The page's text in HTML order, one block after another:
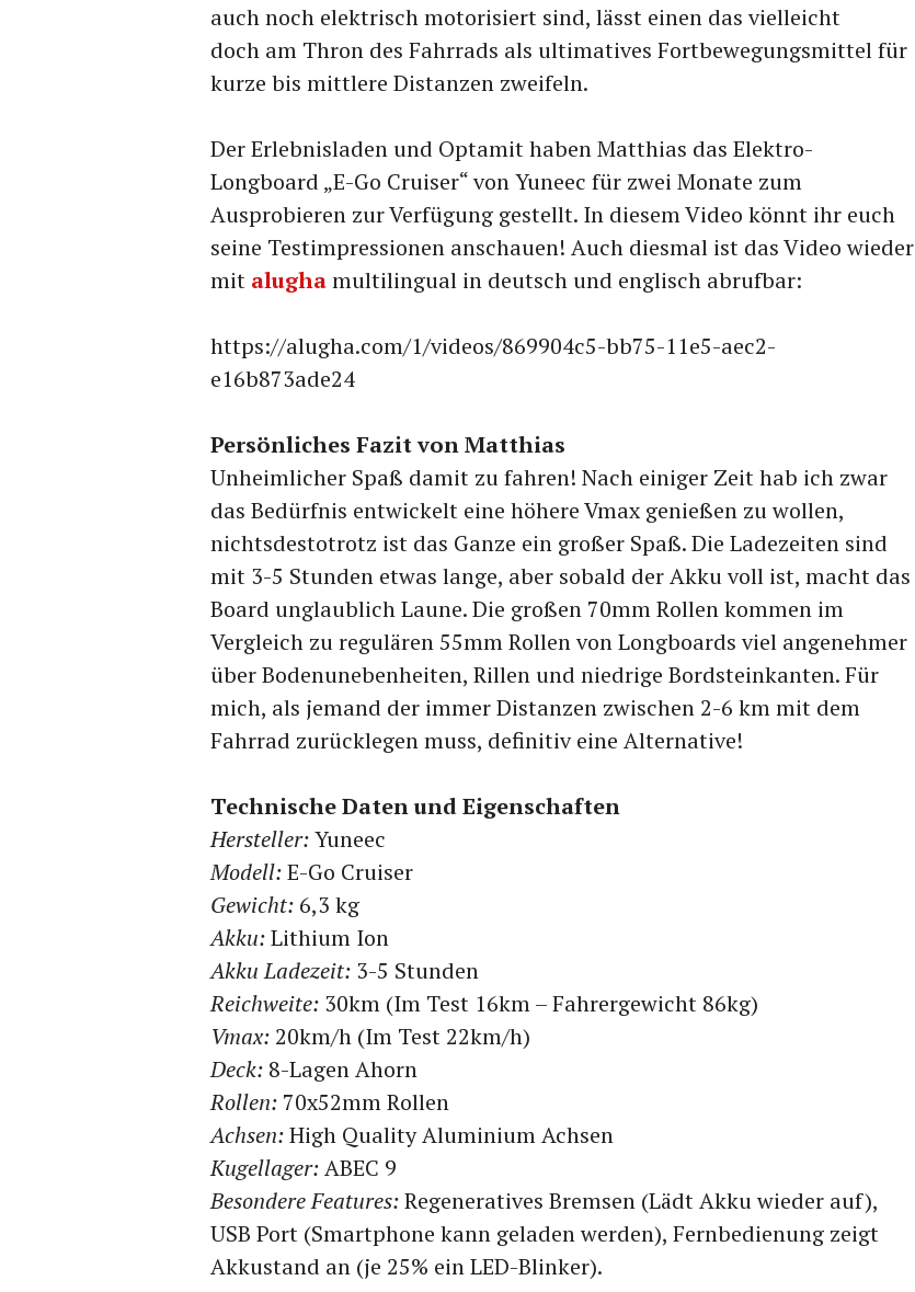
auch noch elektrisch motorisiert sind, lässt einen das vielleicht
doch am Thron des Fahrrads als ultimatives Fortbewegungsmittel für
kurze bis mittlere Distanzen zweifeln.
Der Erlebnisladen und Optamit haben Matthias das Elektro-
Longboard „E-Go Cruiser“ von Yuneec für zwei Monate zum
Ausprobieren zur Verfügung gestellt. In diesem Video könnt ihr euch
seine Testimpressionen anschauen! Auch diesmal ist das Video wieder
mit alughamultilingual in deutsch und englisch abrufbar:
https://alugha.com/1/videos/869904c5-bb75-11e5-aec2-
e16b873ade24
Persönliches Fazit von Matthias
Unheimlicher Spaß damit zu fahren! Nach einiger Zeit hab ich zwar
das Bedürfnis entwickelt eine höhere Vmax genießen zu wollen,
nichtsdestotrotz ist das Ganze ein großer Spaß. Die Ladezeiten sind
mit 3-5 Stunden etwas lange, aber sobald der Akku voll ist, macht das
Board unglaublich Laune. Die großen 70mm Rollen kommen im
Vergleich zu regulären 55mm Rollen von Longboards viel angenehmer
über Bodenunebenheiten, Rillen und niedrige Bordsteinkanten. Für
mich, als jemand der immer Distanzen zwischen 2-6 km mit dem
Fahrrad zurücklegen muss, definitiv eine Alternative!
Technische Daten und Eigenschaften
Hersteller:Yuneec
Modell:E-Go Cruiser
Gewicht: 6,3 kg
Akku:Lithium Ion
Akku Ladezeit: 3-5 Stunden
Reichweite: 30km (Im Test 16km – Fahrergewicht 86kg)
Vmax: 20km/h (Im Test 22km/h)
Deck: 8-Lagen Ahorn
Rollen: 70x52mm Rollen
Achsen:High Quality Aluminium Achsen
Kugellager:ABEC 9
Besondere Features:Regeneratives Bremsen (Lädt Akku wieder auf),
USB Port (Smartphone kann geladen werden), Fernbedienung zeigt
Akkustand an (je 25% ein LED-Blinker).